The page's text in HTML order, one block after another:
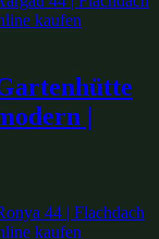
|